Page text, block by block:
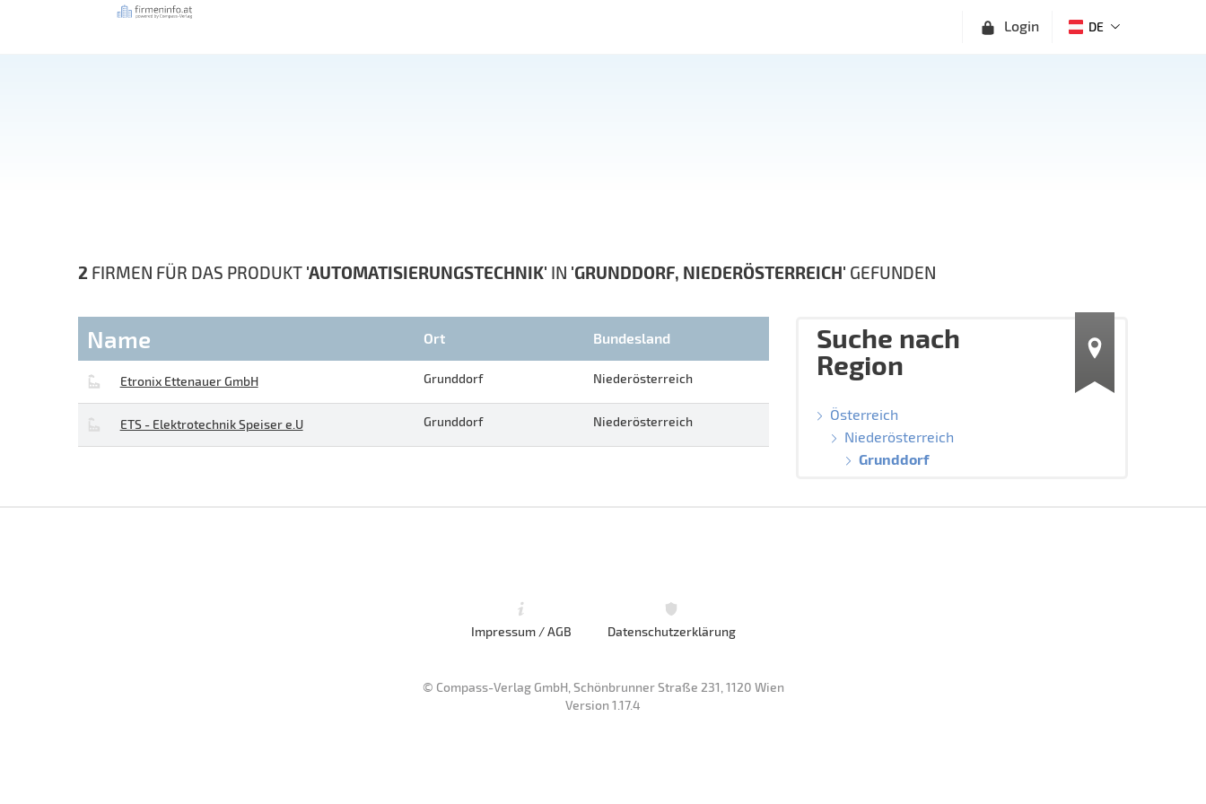
Login DE
2 FIRMEN FÜR DAS PRODUKT 'AUTOMATISIERUNGSTECHNIK' IN 'GRUNDDORF, NIEDERÖSTERREICH' GEFUNDEN
Name Ort Bundesland
Etronix Ettenauer GmbH Grunddorf Niederösterreich
ETS - Elektrotechnik Speiser e.U Grunddorf Niederösterreich
Suche nach
Region
Österreich
Niederösterreich
Grunddorf
Impressum / AGB Datenschutzerklärung
© Compass-Verlag GmbH, Schönbrunner Straße 231, 1120 Wien
Version 1.17.4